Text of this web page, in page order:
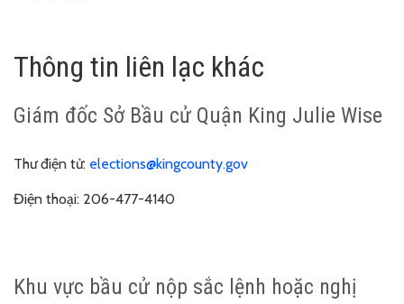
Thông tin liên lạc khác
Giám đốc Sở Bầu cử Quận King Julie Wise
Thư điện tử: elections@kingcounty.gov
Điện thoại: 206-477-4140
Khu vực bầu cử nộp sắc lệnh hoặc nghị